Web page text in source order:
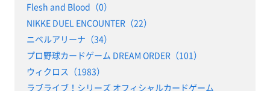
Flesh and Blood（0）
NIKKE DUEL ENCOUNTER（22）
ニベルアリーナ（34）
プロ野球カードゲーム DREAM ORDER（101）
ウィクロス（1983）
ラブライブ！シリーズ オフィシャルカードゲーム